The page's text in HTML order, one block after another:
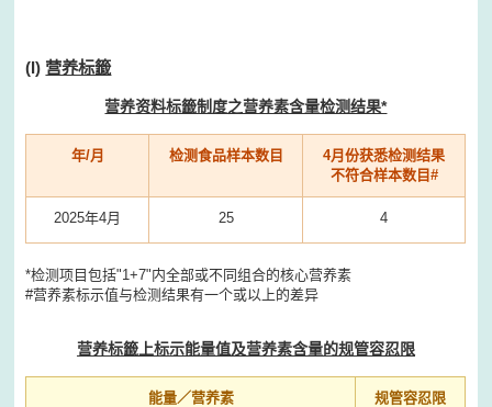
(I) 营养标籤
营养资料标籤制度之营养素含量检测结果*
年/月 检测食品样本数目
4月份获悉检测结果
不符合样本数目#
2025年4月 25 4
*检测项目包括"1+7"内全部或不同组合的核心营养素
#营养素标示值与检测结果有一个或以上的差异
营养标籤上标示能量值及营养素含量的规管容忍限
能量／营养素 规管容忍限